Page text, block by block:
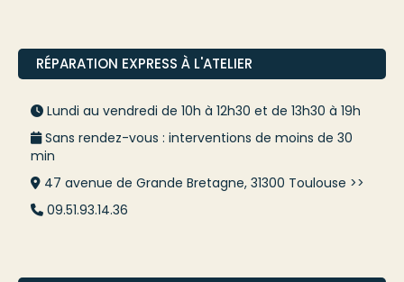
RÉPARATION EXPRESS À L'ATELIER
Lundi au vendredi de 10h à 12h30 et de 13h30 à 19h
Sans rendez-vous : interventions de moins de 30
min
47 avenue de Grande Bretagne, 31300 Toulouse >>
09.51.93.14.36